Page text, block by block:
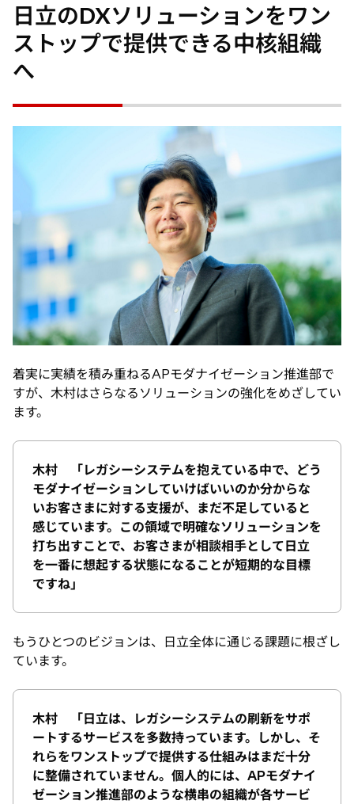
日立のDXソリューションをワン
ストップで提供できる中核組織
へ
着実に実績を積み重ねるAPモダナイゼーション推進部で
すが、木村はさらなるソリューションの強化をめざしてい
ます。
木村 「レガシーシステムを抱えている中で、どう
モダナイゼーションしていけばいいのか分からな
いお客さまに対する支援が、まだ不足していると
感じています。この領域で明確なソリューションを
打ち出すことで、お客さまが相談相手として日立
を一番に想起する状態になることが短期的な目標
ですね」
もうひとつのビジョンは、日立全体に通じる課題に根ざし
ています。
木村 「日立は、レガシーシステムの刷新をサポ
ートするサービスを多数持っています。しかし、そ
れらをワンストップで提供する仕組みはまだ十分
に整備されていません。個人的には、APモダナイ
ゼーション推進部のような横串の組織が各サービ